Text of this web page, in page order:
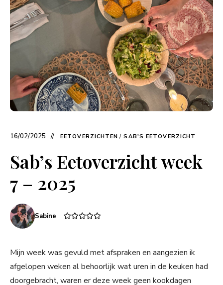
16/02/2025 EETOVERZICHTEN / SAB'S EETOVERZICHT
Sab’s Eetoverzicht week
7 – 2025
Sabine
Mijn week was gevuld met afspraken en aangezien ik
afgelopen weken al behoorlijk wat uren in de keuken had
doorgebracht, waren er deze week geen kookdagen